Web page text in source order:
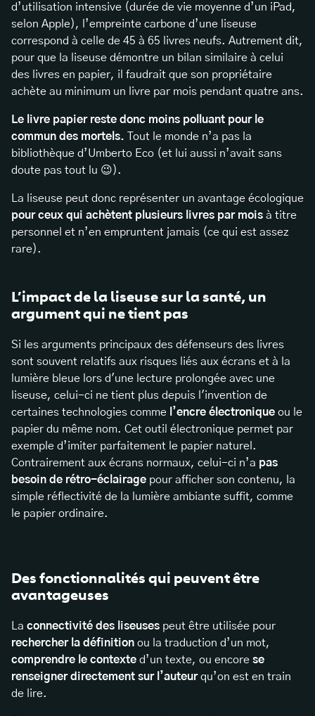
d’utilisation intensive (durée de vie moyenne d’un iPad,
selon Apple), l’empreinte carbone d’une liseuse
correspond à celle de 45 à 65 livres neufs. Autrement dit,
pour que la liseuse démontre un bilan similaire à celui
des livres en papier, il faudrait que son propriétaire
achète au minimum un livre par mois pendant quatre ans.
Le livre papier reste donc moins polluant pour le
commun des mortels. Tout le monde n’a pas la
bibliothèque d’Umberto Eco (et lui aussi n’avait sans
doute pas tout lu 😉).
La liseuse peut donc représenter un avantage écologique
pour ceux qui achètent plusieurs livres par mois à titre
personnel et n’en empruntent jamais (ce qui est assez
rare).
L’impact de la liseuse sur la santé, un
argument qui ne tient pas
Si les arguments principaux des défenseurs des livres
sont souvent relatifs aux risques liés aux écrans et à la
lumière bleue lors d'une lecture prolongée avec une
liseuse, celui-ci ne tient plus depuis l'invention de
certaines technologies comme l’encre électronique ou le
papier du même nom. Cet outil électronique permet par
exemple d’imiter parfaitement le papier naturel.
Contrairement aux écrans normaux, celui-ci n’a pas
besoin de rétro-éclairage pour afficher son contenu, la
simple réflectivité de la lumière ambiante suffit, comme
le papier ordinaire.
Des fonctionnalités qui peuvent être
avantageuses
La connectivité des liseuses peut être utilisée pour
rechercher la définition ou la traduction d’un mot,
comprendre le contexte d’un texte, ou encore se
renseigner directement sur l’auteurqu’on est en train
de lire.